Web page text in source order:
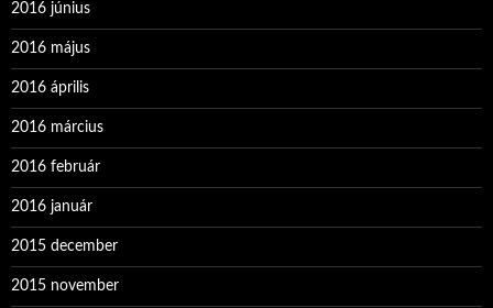
2016 június
2016 május
2016 április
2016 március
2016 február
2016 január
2015 december
2015 november